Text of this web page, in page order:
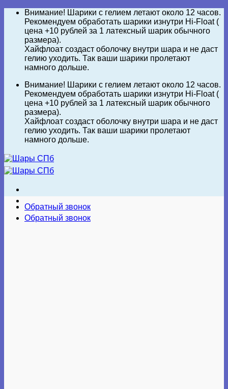
Skip
content
Внимание! Шарики с гелием летают около 12 часов.
Рекомендуем обработать шарики изнутри Hi-Float (
цена +10 рублей за 1 латексный шарик обычного
размера).
Хайфлоат создаст оболочку внутри шара и не даст
гелию уходить. Так ваши шарики пролетают
намного дольше.
Внимание! Шарики с гелием летают около 12 часов.
Рекомендуем обработать шарики изнутри Hi-Float (
цена +10 рублей за 1 латексный шарик обычного
размера).
Хайфлоат создаст оболочку внутри шара и не даст
гелию уходить. Так ваши шарики пролетают
намного дольше.
Обратный звонок
Обратный звонок